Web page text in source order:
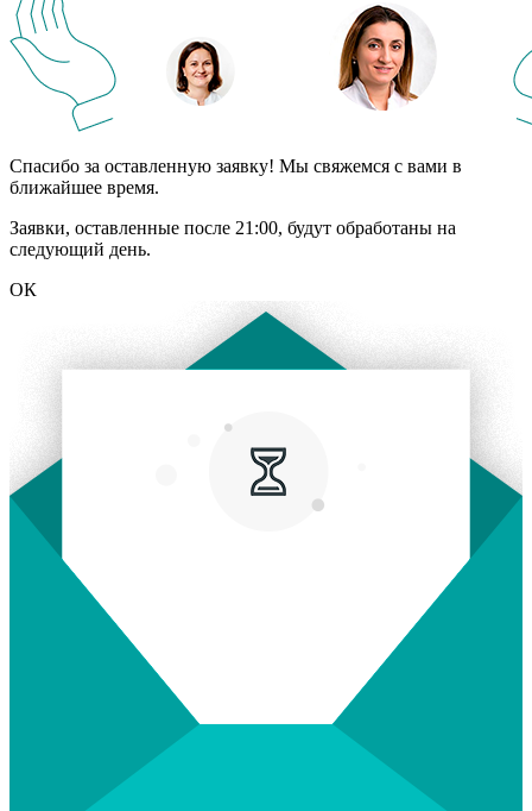
Спасибо за оставленную заявку! Мы свяжемся с вами в
ближайшее время.
Заявки, оставленные после 21:00, будут обработаны на
следующий день.
ОК